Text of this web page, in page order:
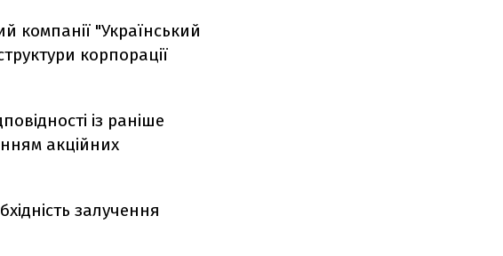
компанії "Український
корпорації
із раніше
акційних
залучення